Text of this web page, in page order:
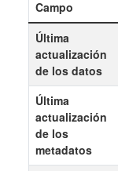
Campo
Última
actualización
de los datos
Última
actualización
de los
metadatos